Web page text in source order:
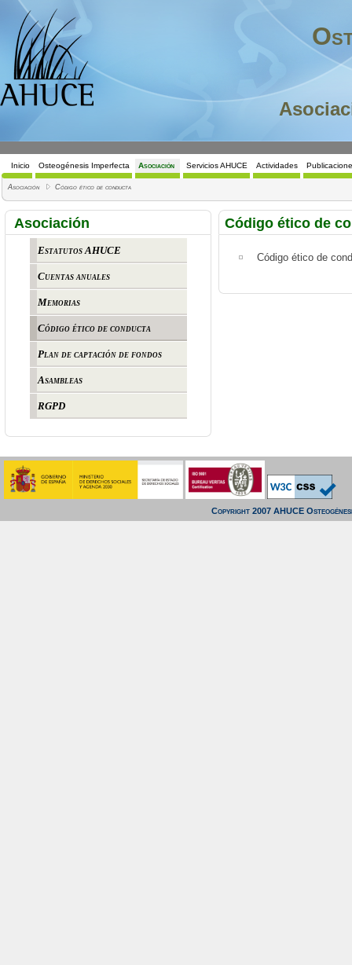
Inicio Osteogénesis Imperfecta Asociación Servicios AHUCE Actividades
Asociación Código ético de conducta
Asociación
Estatutos AHUCE
Cuentas anuales
Memorias
Código ético de conducta
Plan de captación de fondos
Asambleas
RGPD
Código ético de
Código ético de
Copyright 2007 AHUCE